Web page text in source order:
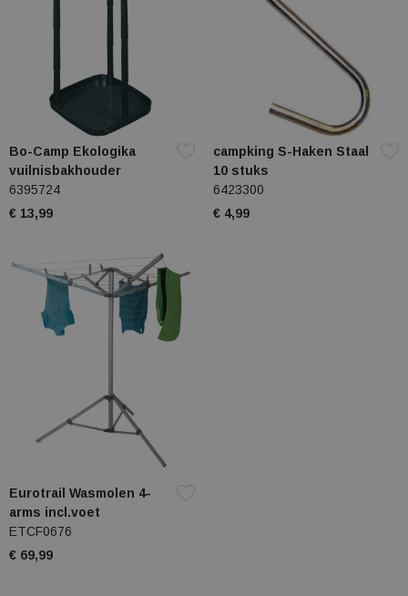
Bo-Camp Ekologika
vuilnisbakhouder
6395724
€ 13,99
campking S-Haken Staal
10 stuks
6423300
€ 4,99
Eurotrail Wasmolen 4-
arms incl.voet
ETCF0676
€ 69,99